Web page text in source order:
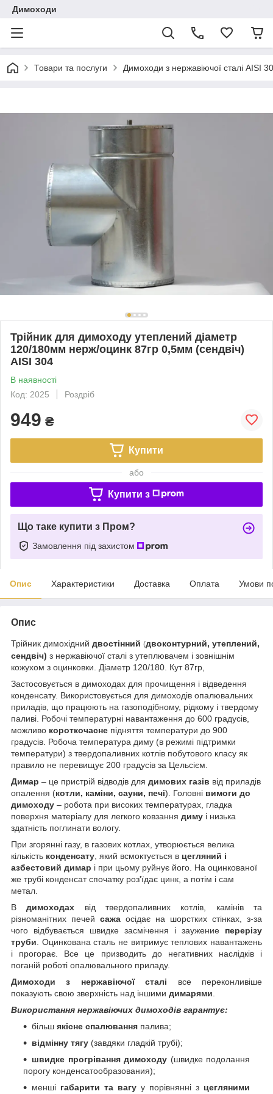
Димоходи
Товари та послуги Димоходи з нержавіючої сталі
Трійник для димоходу утеплений діаметр
120/180мм нерж/оцинк 87гр 0,5мм (сендвіч)
AISI 304
В наявності
Код: 2025
Роздріб
949 ₴
Купити
або
Купити з
Що таке купити з Пром?
Замовлення під захистом
Опис Характеристики Доставка Оплата Умови
Опис
Трійник димохідний двостінний (двоконтурний, утеплений,
сендвіч) з нержавіючої сталі з утеплювачем і зовнішнім
кожухом з оцинковки. Діаметр 120/180. Кут 87гр,
Застосовується в димоходах для прочищення і відведення
конденсату. Використовується для димоходів опалювальних
приладів, що працюють на газоподібному, рідкому і твердому
паливі. Робочі температурні навантаження до 600 градусів,
можливо короткочасне підняття температури до 900
градусів. Робоча температура диму (в режимі підтримки
температури) з твердопаливних котлів побутового класу як
правило не перевищує 200 градусів за Цельсієм.
Димар – це пристрій відводів для димових газів від приладів
опалення (котли, каміни, сауни, печі). Головні вимоги до
димоходу – робота при високих температурах, гладка
поверхня матеріалу для легкого ковзання диму і низька
здатність поглинати вологу.
При згорянні газу, в газових котлах, утворюється велика
кількість конденсату , який всмоктується в цегляний і
азбестовий димар і при цьому руйнує його. На оцинкованої
же трубі конденсат спочатку роз'їдає цинк, а потім і сам
метал.
Вдимоходах від твердопаливних котлів, камінів та
різноманітних печей сажа осідає на шорстких стінках, з-за
чого відбувається швидке засмічення і заужение перерізу
труби . Оцинкована сталь не витримує теплових навантажень
і прогорає. Все це призводить до негативних наслідків і
поганій роботі опалювального приладу.
Димоходи з нержавіючої сталі все переконливіше
показують свою зверхність над іншими димарями
Використання нержавіючих димоходів гарантує:
більш якісне спалювання палива;
відмінну тягу (завдяки гладкій трубі);
швидке прогрівання димоходу (швидке подолання
порогу конденсатообразования);
менші габарити та вагу у порівнянні з цегляними